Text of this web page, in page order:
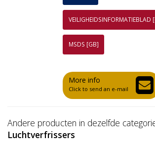
VEILIGHEIDSINFORMATIEBLAD
MSDS [GB]
More info
Click to send an e-mail
Andere producten in dezelfde
Luchtverfrissers